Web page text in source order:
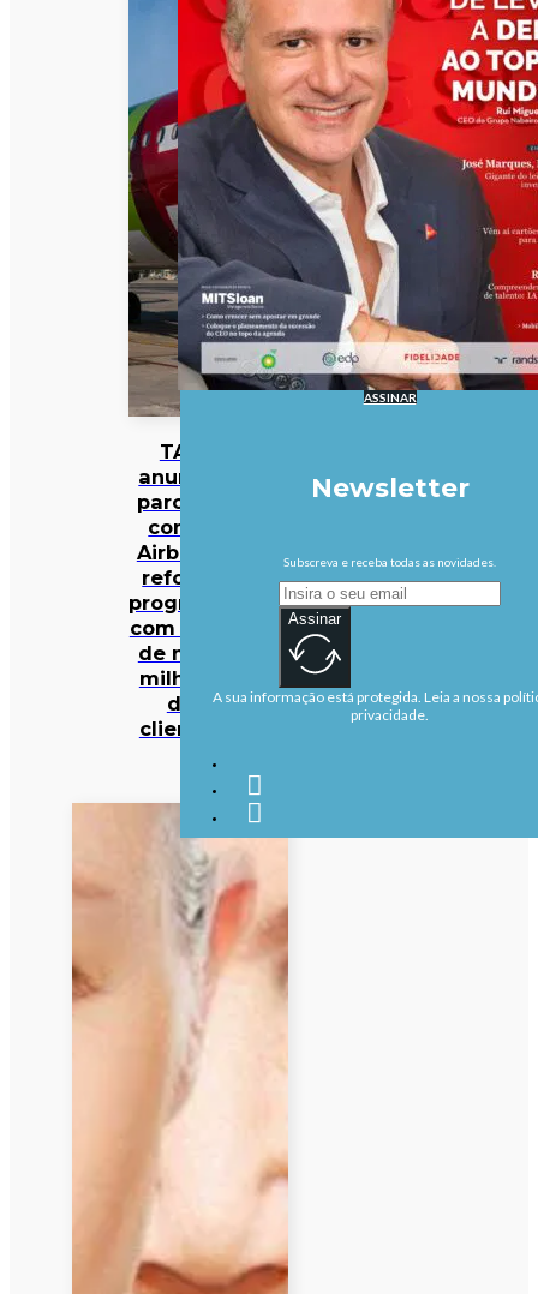
TAP
anuncia
parceria
com a
Airbnb e
reforça
programa
com mais
de nove
milhões
de
clientes
ASSINAR
Newsletter
Subscreva e receba todas as novidades.
Assinar
A sua informação está protegida. Leia a nossa
privacidade.